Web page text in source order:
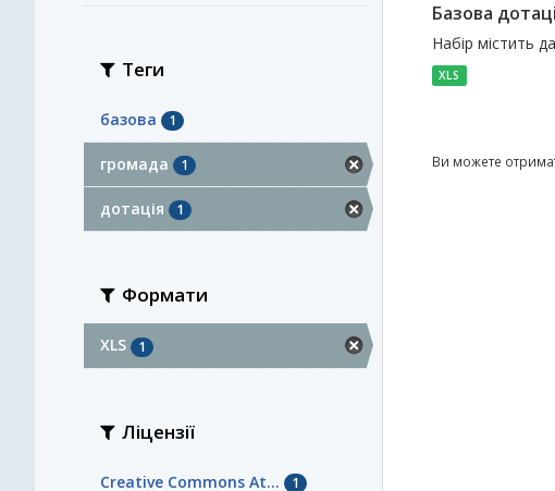
Теги
базова 1
громада 1
дотація 1
Формати
XLS 1
Ліцензії
Creative Commons At... 1
Базова
Набір містить
XLS
Ви можете